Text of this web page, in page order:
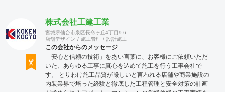
株式会社工建工業
宮城県仙台市泉区長命ヶ丘4丁目9-6
店舗デザイン
施工管理 設計施工
この会社からのメッセージ
「安心と信頼の技術」をあい言葉に、お客様にご依頼いただ
いた、あらゆる工事に真心を込めて施工を行う工事会社で
す。 とりわけ施工品質が厳しいと言われる店舗や商業施設の
内装業界で培った経験と徹底した工程管理と安全対策の計画